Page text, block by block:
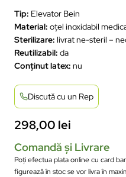
Tip: Elevator Bein
Material: oțel inoxidabil
Sterilizare: livrat ne-steril –
Reutilizabil: da
Conținut latex: nu
Discută cu un Rep
298,00 lei
Comandă și Livrare
Poți efectua plata online cu card
figurează în stoc se vor livra în